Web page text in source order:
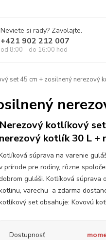
Neviete si rady? Zavolajte.
+421 902 212 007
od 8:00 - do 16:00 hod
set 45 cm + zosilnený nerezový
Nerezový kotlíkový
nerezový kotlík 30 L +
súprava na varenie
prírode pre rodiny, rôzne
guláši. Kotlíková súprava
varechu a zdarma
set obsahuje: Kovovú
Dostupnosť